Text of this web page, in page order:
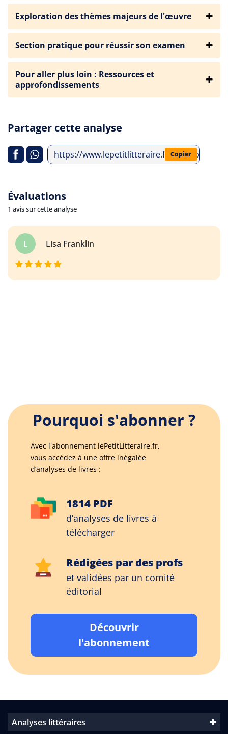
Exploration des thèmes majeurs de l'œuvre
Section pratique pour réussir son examen
Pour aller plus loin : Ressources et
approfondissements
Partager cette analyse
https://www.lepetitlitteraire.fr/index.php/
Copier
Évaluations
1 avis sur cette analyse
L Lisa Franklin
Pourquoi s'abonner ?
Avec l'abonnement lePetitLitteraire.fr,
vous accédez à une offre inégalée
d’analyses de livres :
1814 PDF
d’analyses de livres à
télécharger
Rédigées par des profs
et validées par un comité
éditorial
Découvrir
l'abonnement
Analyses littéraires